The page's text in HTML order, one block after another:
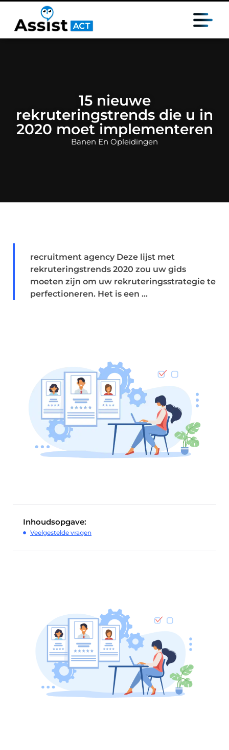
15 nieuwe
rekruteringstrends die u in
2020 moet implementeren
Banen En Opleidingen
recruitment agency Deze lijst met
rekruteringstrends 2020 zou uw gids
moeten zijn om uw rekruteringsstrategie te
perfectioneren. Het is een ...
Inhoudsopgave:
Veelgestelde vragen